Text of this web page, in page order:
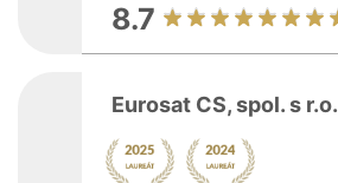
8.7
Eurosat CS, spol. s r.o.